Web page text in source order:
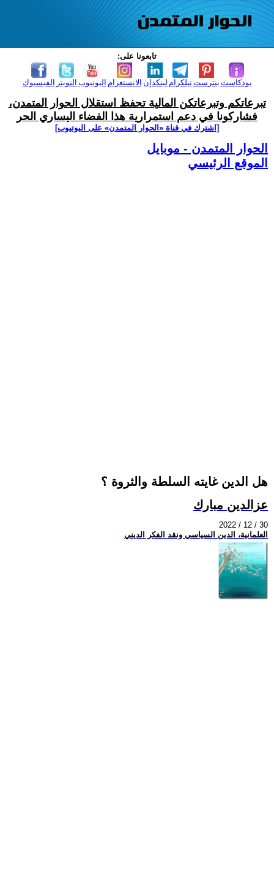
تابعونا على:
الفيسبوك التويتر اليوتيوب الانستغرام لينكدإن تيلكرامبنترست بودكاست
تبرعاتكم وتبرعاتكن المالية تحفظ استقلال الحوار المتمدن،
فشاركونا في دعم استمرارية هذا الفضاء اليساري الحر
[اشترك في قناة ‫«الحوار المتمدن» على اليوتيوب]
الحوار المتمدن - موبايل
الموقع الرئيسي
هل الدين غايته السلطة والثروة ؟
عزالدين مبارك
2022 / 12 / 30
العلمانية، الدين السياسي ونقد الفكر الديني